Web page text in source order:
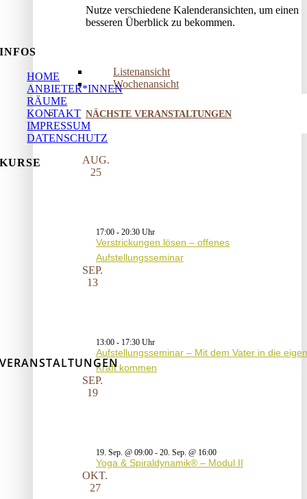
Nutze verschiedene Kalenderansichten, um einen
besseren Überblick zu bekommen.
Listenansicht
Wochenansicht
NÄCHSTE VERANSTALTUNGEN
AUG.
25
17:00 - 20:30
Verstrickungen lösen – offenes
Aufstellungsseminar
SEP.
13
13:00 - 17:30
Aufstellungsseminar – Mit dem Vater in die
Kraft kommen
SEP.
19
19. Sep. @ 09:00 - 20. Sep. @ 16:00
Yoga & Spiraldynamik® – Modul II
OKT.
27
INFOS
HOME
ANBIETER*INNEN
RÄUME
KONTAKT
IMPRESSUM
DATENSCHUTZ
KURSE
VERANSTALTUNGEN